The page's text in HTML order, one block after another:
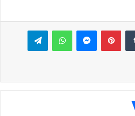
بينتيريستماسنجر واتساب تيلقرام